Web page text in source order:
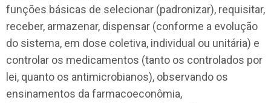
funções básicas de selecionar (padronizar), requisitar,
receber, armazenar, dispensar (conforme a evolução
do sistema, em dose coletiva, individual ou unitária) e
controlar os medicamentos (tanto os controlados por
lei, quanto os antimicrobianos), observando os
ensinamentos da farmacoeconômia,